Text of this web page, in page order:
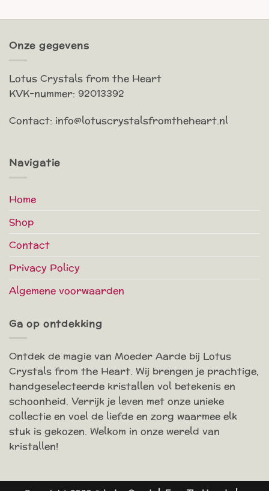
Onze gegevens
Lotus Crystals from the Heart
KVK-nummer: 92013392
Contact: info@lotuscrystalsfromtheheart.nl
Navigatie
Home
Shop
Contact
Privacy Policy
Algemene voorwaarden
Ga op ontdekking
Ontdek de magie van Moeder Aarde bij Lotus
Crystals from the Heart. Wij brengen je prachtige,
handgeselecteerde kristallen vol betekenis en
schoonheid. Verrijk je leven met onze unieke
collectie en voel de liefde en zorg waarmee elk
stuk is gekozen. Welkom in onze wereld van
kristallen!